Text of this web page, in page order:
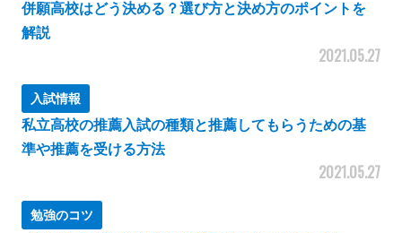
併願高校はどう決める？選び方と決め方のポイントを
解説
2021.05.27
入試情報
私立高校の推薦入試の種類と推薦してもらうための基
準や推薦を受ける方法
2021.05.27
勉強のコツ